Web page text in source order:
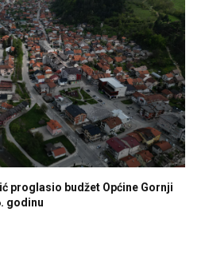
proglasio budžet Općine Gornji
godinu